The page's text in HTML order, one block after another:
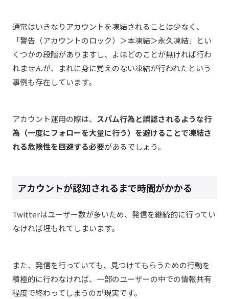
通常はいきなりアカウントを凍結されることは少なく、
「警告（アカウントのロック）＞本凍結＞永久凍結」とい
くつかの段階がありますし、よほどのことが無ければ行わ
れませんが、まれに身に覚えのない凍結が行われたという
事例も存在しています。
アカウント運用の際は、 スパム行為と誤認されるような行
為（一度にフォローを大量に行う）を避けることで凍結さ
れる危険性を回避する必要があるでしょう。
アカウントが認知されるまで時間がかかる
Twitterはユーザー数が多いため、発信を継続的に行ってい
なければ埋もれてしまいます。
また、発信を行っていても、見つけてもらうための行動を
積極的に行わなければ、一部のユーザーの中での情報共有
程度で終わってしまうのが現実です。